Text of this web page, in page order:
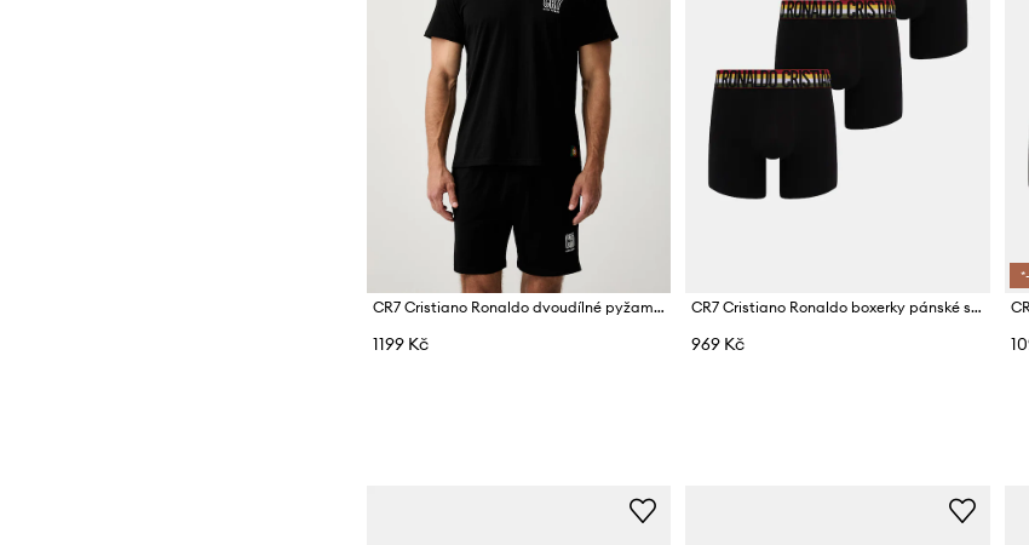
CR7 Cristiano Ronaldo dvoudílné pyžamo pánské bavlněné x WORLD CUP 26
1199 Kč
CR7 Cristiano Ronaldo boxerky pánské s bavlnou x WORLD CUP 26 3-pack
969 Kč